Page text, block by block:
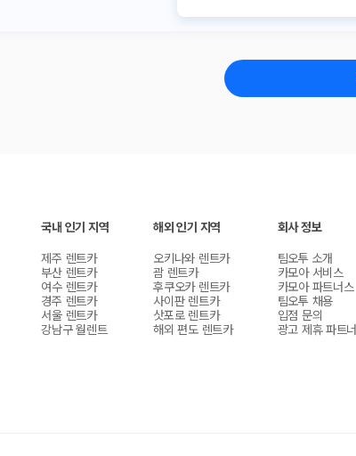
국내 인기 지역
제주 렌트카
부산 렌트카
여수 렌트카
경주 렌트카
서울 렌트카
강남구 월렌트
해외 인기 지역
오키나와 렌트카
괌 렌트카
후쿠오카 렌트카
사이판 렌트카
삿포로 렌트카
해외 편도 렌트카
회사 정보
팀오투 소개
카모아 서비스
카모아 파트너스
팀오투 채용
입점 문의
광고 제휴 파트너